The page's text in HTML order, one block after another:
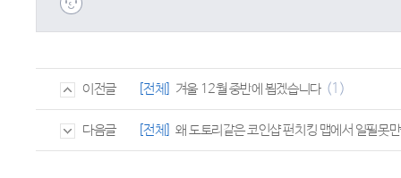
이전글 [전체] 겨울 12월 중반에 뵙겠습니다 (1)
다음글 [전체] 왜 도토리같은 코인샵 펀치킹 맵에서 일필못